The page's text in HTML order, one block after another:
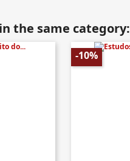
the same category:
-10%